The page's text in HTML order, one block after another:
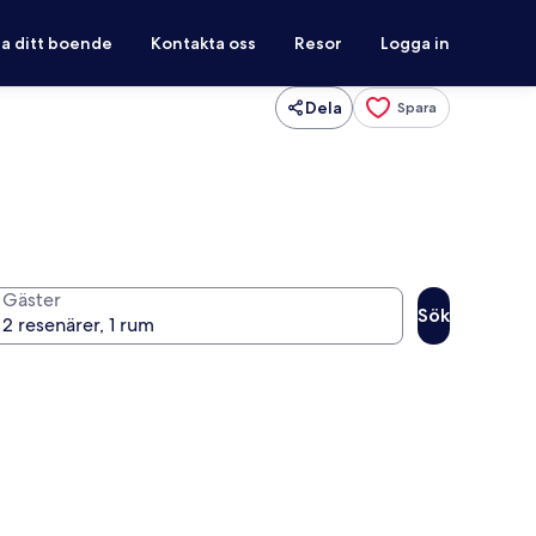
ditt boende Kontakta oss Resor Logga in
Dela Spara
Gäster
Sök